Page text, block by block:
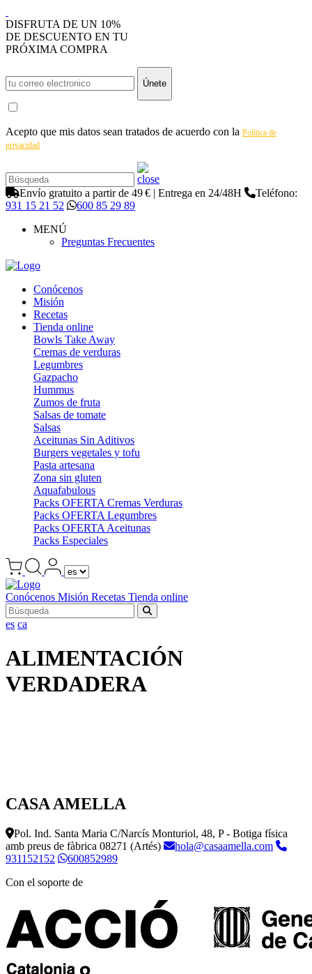
DISFRUTA DE UN 10%
DE DESCUENTO EN TU
PRÓXIMA COMPRA
Únete
Acepto que mis datos sean tratados de acuerdo con la Política de
privacidad
Envío gratuito a partir de 49 € | Entrega en 24/48H
Teléfono:
931 15 21 52
600 85 29 89
MENÚ
Preguntas Frecuentes
Conócenos
Misión
Recetas
Tienda online
Bowls Take Away
Cremas de verduras
Legumbres
Gazpacho
Hummus
Zumos de fruta
Salsas de tomate
Salsas
Aceitunas Sin Aditivos
Burgers vegetales y tofu
Pasta artesana
Zona sin gluten
Aquafabulous
Packs OFERTA Cremas Verduras
Packs OFERTA Legumbres
Packs OFERTA Aceitunas
Packs Especiales
Conócenos Misión Recetas Tienda online
es ca
ALIMENTACIÓN
VERDADERA
CASA AMELLA
Pol. Ind. Santa Maria C/Narcís Monturiol, 48, P - Botiga física
amb preus de fàbrica 08271 (Artés)
hola@casaamella.com
931152152
600852989
Con el soporte de